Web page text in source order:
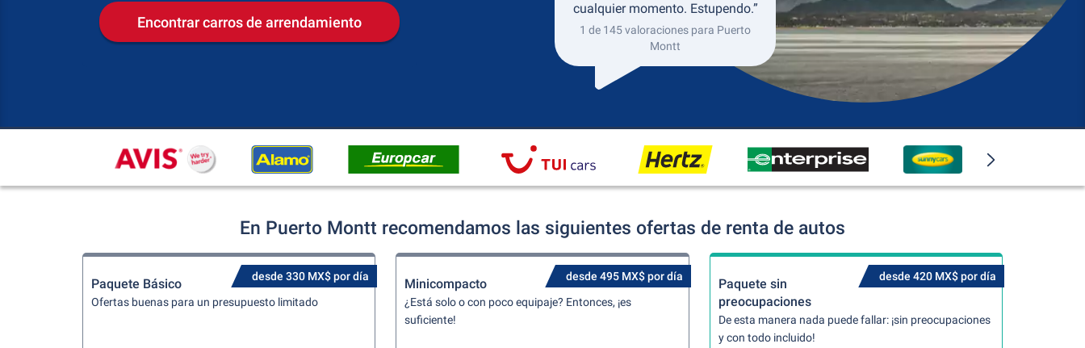
Encontrar carros de arrendamiento
cualquier momento. Estupendo.”
1 de 145 valoraciones para Puerto
Montt
En Puerto Montt recomendamos las siguientes ofertas de renta de autos
desde 330 MX$ por día
Paquete Básico
Ofertas buenas para un presupuesto limitado
desde 495 MX$ por día
Minicompacto
¿Está solo o con poco equipaje? Entonces, ¡es
suficiente!
desde 420 MX$ por día
Paquete sin
preocupaciones
De esta manera nada puede fallar: ¡sin preocupaciones
y con todo incluido!